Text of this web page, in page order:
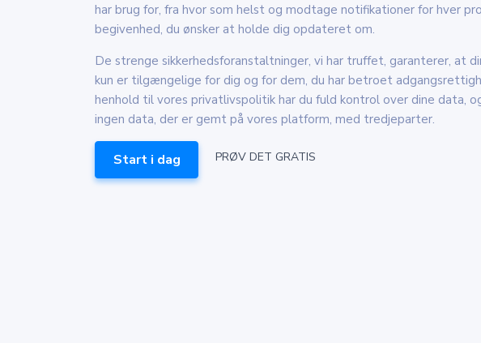
har brug for, fra hvor som helst og modtage notifikationer for hver
begivenhed, du ønsker at holde dig opdateret om.
De strenge sikkerhedsforanstaltninger, vi har truffet, garanterer, at
kun er tilgængelige for dig og for dem, du har betroet
henhold til vores privatlivspolitik har du fuld kontrol over dine data,
ingen data, der er gemt på vores platform, med tredjeparter.
Start i dag PRØV DET GRATIS